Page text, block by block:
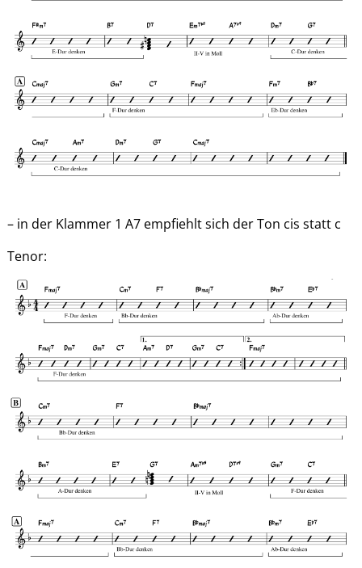
– in der Klammer 1 A7 empfiehlt sich der Ton cis statt c
Tenor: